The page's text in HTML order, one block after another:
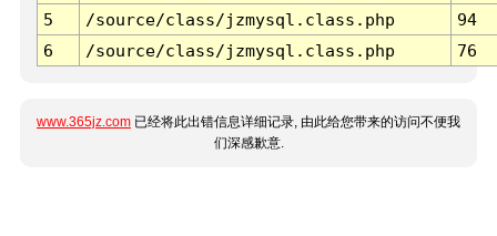
5
/source/class/jzmysql.class.php
94
6
/source/class/jzmysql.class.php 76
www.365jz.com 已经将此出错信息详细记录, 由此给您带来的访问不便我
们深感歉意.